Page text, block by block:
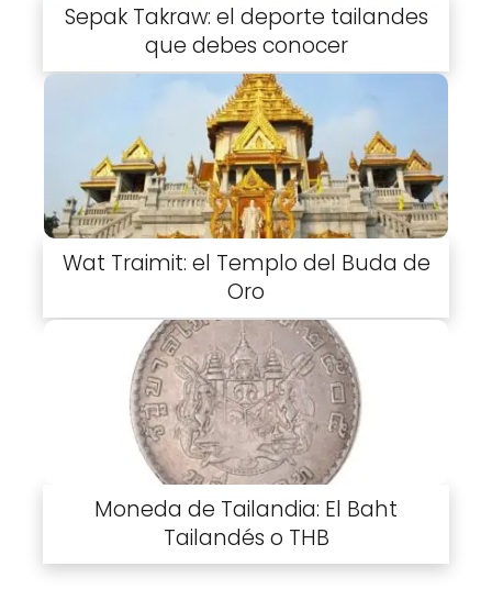
Sepak Takraw: el deporte tailandes
que debes conocer
Wat Traimit: el Templo del Buda de
Oro
Moneda de Tailandia: El Baht
Tailandés o THB